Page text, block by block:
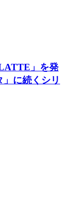
」を発
に続くシリ